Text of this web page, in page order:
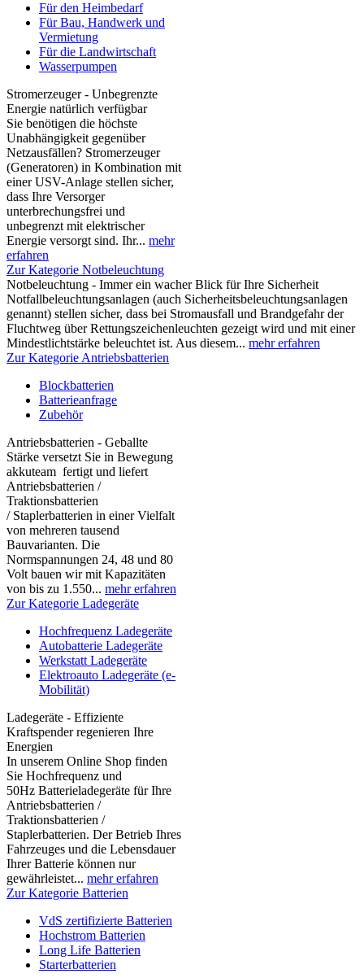
Für den Heimbedarf
Für Bau, Handwerk und
Vermietung
Für die Landwirtschaft
Wasserpumpen
Stromerzeuger - Unbegrenzte
Energie natürlich verfügbar
Sie benötigen die höchste
Unabhängigkeit gegenüber
Netzausfällen? Stromerzeuger
(Generatoren) in Kombination mit
einer USV-Anlage stellen sicher,
dass Ihre Versorger
unterbrechungsfrei und
unbegrenzt mit elektrischer
Energie versorgt sind. Ihr... mehr
erfahren
Zur Kategorie Notbeleuchtung
Notbeleuchtung - Immer ein wacher Blick für Ihre Sicherheit
Notfallbeleuchtungsanlagen (auch Sicherheitsbeleuchtungsanlagen
genannt) stellen sicher, dass bei Stromausfall und Brandgefahr der
Fluchtweg über Rettungszeichenleuchten gezeigt wird und mit einer
Mindestlichtstärke beleuchtet ist. Aus diesem... mehr erfahren
Zur Kategorie Antriebsbatterien
Blockbatterien
Batterieanfrage
Zubehör
Antriebsbatterien - Geballte
Stärke versetzt Sie in Bewegung
akkuteam fertigt und liefert
Antriebsbatterien /
Traktionsbatterien
/ Staplerbatterien in einer Vielfalt
von mehreren tausend
Bauvarianten. Die
Normspannungen 24, 48 und 80
Volt bauen wir mit Kapazitäten
von bis zu 1.550... mehr erfahren
Zur Kategorie Ladegeräte
Hochfrequenz Ladegeräte
Autobatterie Ladegeräte
Werkstatt Ladegeräte
Elektroauto Ladegeräte (e-
Mobilität)
Ladegeräte - Effiziente
Kraftspender regenieren Ihre
Energien
In unserem Online Shop finden
Sie Hochfrequenz und
50Hz Batterieladegeräte für Ihre
Antriebsbatterien /
Traktionsbatterien /
Staplerbatterien. Der Betrieb Ihres
Fahrzeuges und die Lebensdauer
Ihrer Batterie können nur
gewährleistet... mehr erfahren
Zur Kategorie Batterien
VdS zertifizierte Batterien
Hochstrom Batterien
Long Life Batterien
Starterbatterien